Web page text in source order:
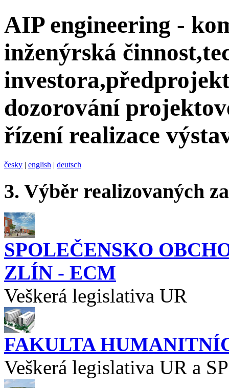
AIP engineering -
inženýrská
dozorování
řízení realizace
česky | english | deutsch
3. Výběr realizovaných
SPOLEČENSKO
ZLÍN - ECM
Veškerá legislativa UR
FAKULTA
Veškerá legislativa UR a SP